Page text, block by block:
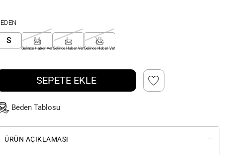
S M
Gelince Haber Ver
L
Gelince Haber Ver
XL
Gelince Haber Ver
SEPETE EKLE
Beden Tablosu
ÜRÜN AÇIKLAMASI